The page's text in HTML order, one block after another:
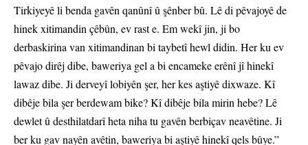
Tirkiyeyê li benda gavên qanûnî û şênber bû. Lê di pêvajoyê de
hinek xitimandin çêbûn, ev rast e. Em wekî jin, ji bo
derbaskirina van xitimandinan bi taybetî hewl didin. Her ku ev
pêvajo dirêj dibe, baweriya gel a bi encameke erênî jî hinekî
lawaz dibe. Ji derveyî lobiyên şer, her kes aştiyê dixwaze. Kî
dibêje bila şer berdewam bike? Kî dibêje bila mirin hebe? Lê
dewlet û desthilatdarî heta niha tu gavên berbiçav neavêtine. Ji
ber ku gav nayên avêtin, baweriya bi aştiyê hinekî qels bûye.”